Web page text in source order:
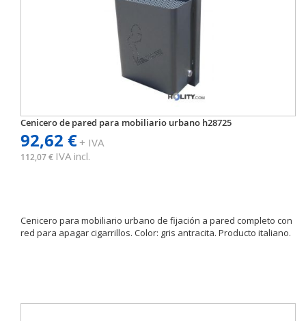
Cenicero de pared para mobiliario urbano h28725
92,62 €+ IVA
112,07 € IVA incl.
Cenicero para mobiliario urbano de fijación a pared completo con
red para apagar cigarrillos. Color: gris antracita. Producto italiano.